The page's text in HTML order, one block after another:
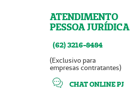
ATENDIMENTO
PESSOA JURÍDICA
(62) 3216-8484
(Exclusivo para
empresas contratantes)
CHAT ONLINE PJ